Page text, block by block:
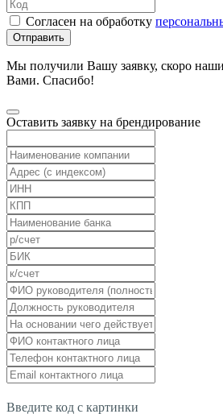
Согласен на обработку
Отправить
Мы получили Вашу заявку, скоро
Вами. Спасибо!
Оставить заявку на брендирование
Введите код с картинки